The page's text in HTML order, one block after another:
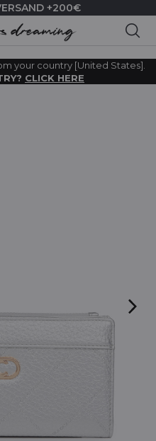
+200€
your country [United States].
CLICK HERE